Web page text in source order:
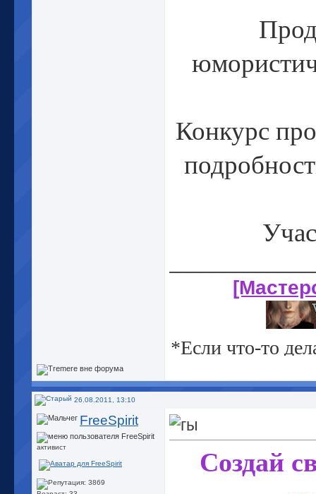
Конкурс
*Если что-то
26.08.2011, 13:10
FreeSpirit
активист
Создай